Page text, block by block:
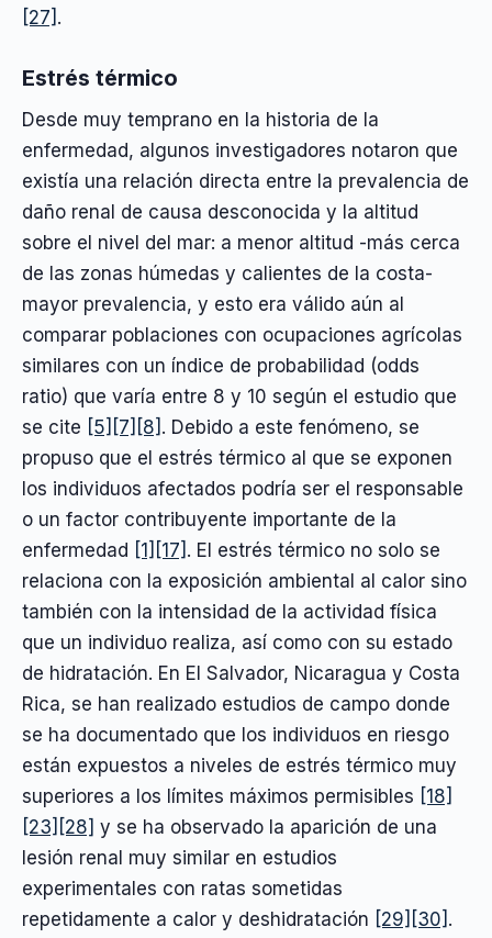
[27] .
Estrés térmico
Desde muy temprano en la historia de la
enfermedad, algunos investigadores notaron que
existía una relación directa entre la prevalencia de
daño renal de causa desconocida y la altitud
sobre el nivel del mar: a menor altitud -más cerca
de las zonas húmedas y calientes de la costa-
mayor prevalencia, y esto era válido aún al
comparar poblaciones con ocupaciones agrícolas
similares con un índice de probabilidad (odds
ratio) que varía entre 8 y 10 según el estudio que
se cite [5] [7] [8] . Debido a este fenómeno, se
propuso que el estrés térmico al que se exponen
los individuos afectados podría ser el responsable
o un factor contribuyente importante de la
enfermedad [1] [17] . El estrés térmico no solo se
relaciona con la exposición ambiental al calor sino
también con la intensidad de la actividad física
que un individuo realiza, así como con su estado
de hidratación. En El Salvador, Nicaragua y Costa
Rica, se han realizado estudios de campo donde
se ha documentado que los individuos en riesgo
están expuestos a niveles de estrés térmico muy
superiores a los límites máximos permisibles [18]
[23] [28] y se ha observado la aparición de una
lesión renal muy similar en estudios
experimentales con ratas sometidas
repetidamente a calor y deshidratación [29] [30] .